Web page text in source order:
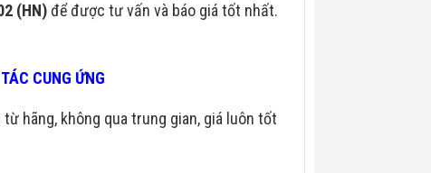
(HN)để được tư vấn và báo giá tốt nhất.
CUNG ỨNG
hãng, không qua trung gian, giá luôn tốt